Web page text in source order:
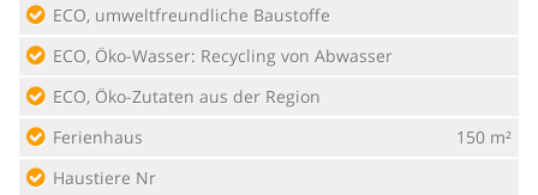
ECO, umweltfreundliche Baustoffe
ECO, Öko-Wasser: Recycling von Abwasser
ECO, Öko-Zutaten aus der Region
Ferienhaus
150 m²
Haustiere Nr